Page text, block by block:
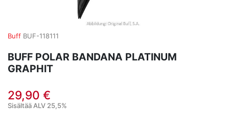
Buff BUF-118111
BUFF POLAR BANDANA PLATINUM
GRAPHIT
29,90 €
Sisältää ALV 25,5%